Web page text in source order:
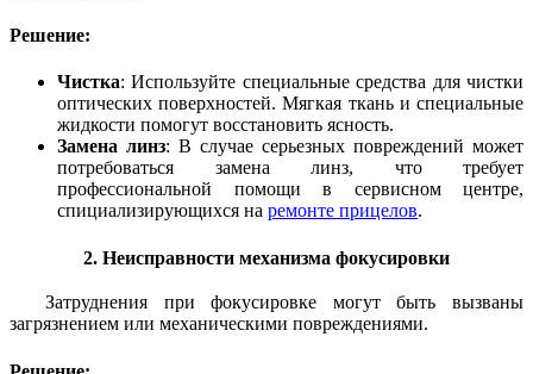
Решение:
Чистка: Используйте специальные средства для чистки
оптических поверхностей. Мягкая ткань и специальные
жидкости помогут восстановить ясность.
Замена линз: В случае серьезных повреждений может
потребоваться замена линз, что требует
профессиональной помощи в сервисном центре,
спициализирующихся на ремонте прицелов.
2. Неисправности механизма фокусировки
Затруднения при фокусировке могут быть вызваны
загрязнением или механическими повреждениями.